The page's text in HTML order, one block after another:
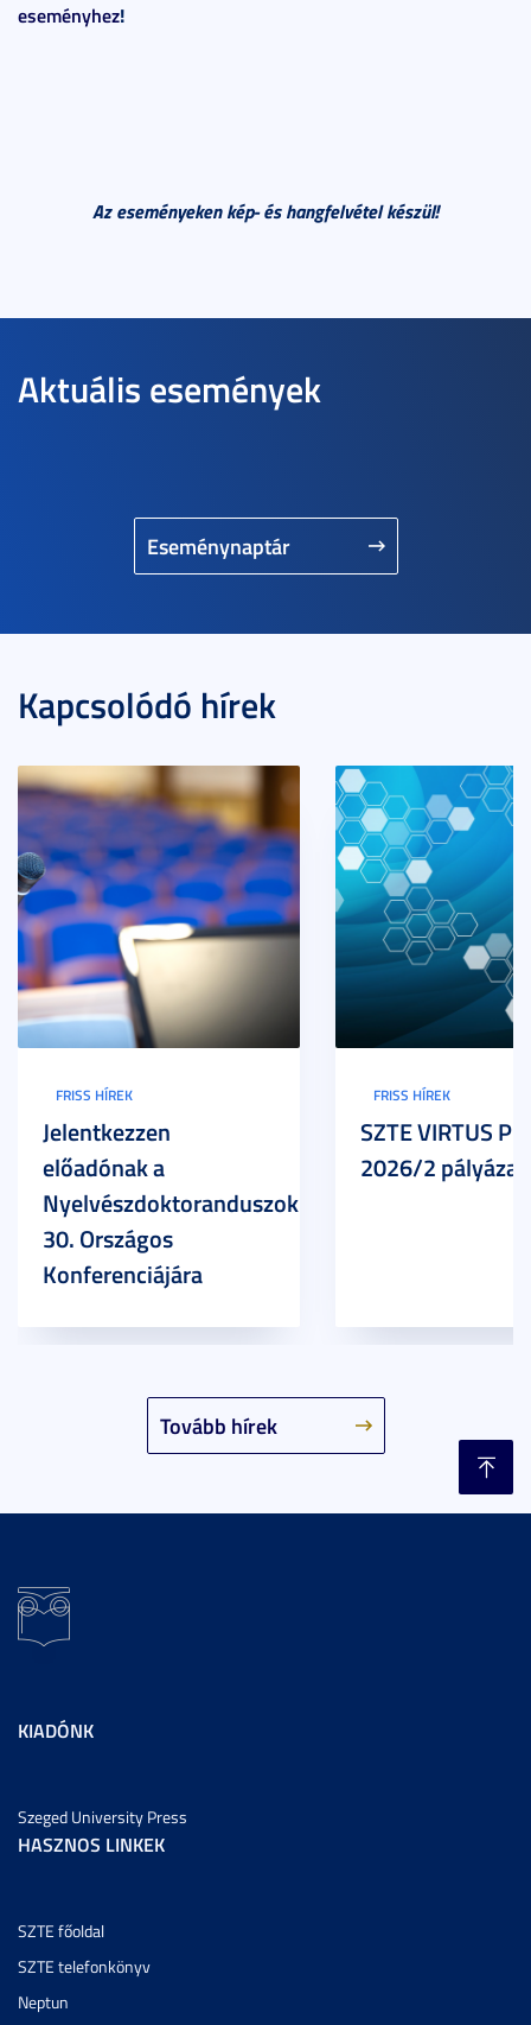
eseményhez!
Az eseményeken kép- és hangfelvétel készül!
Aktuális események
Eseménynaptár
Kapcsolódó hírek
Tovább hírek
FRISS HÍREK
Jelentkezzen
előadónak a
Nyelvészdoktoranduszok
30. Országos
Konferenciájára
FRISS HÍREK
SZTE VIRTUS
2026/2
KIADÓNK
Szeged University Press
HASZNOS LINKEK
SZTE főoldal
SZTE telefonkönyv
Neptun